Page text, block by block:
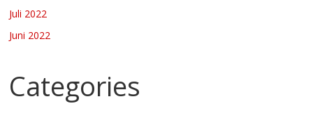
Juli 2022
Juni 2022
Categories